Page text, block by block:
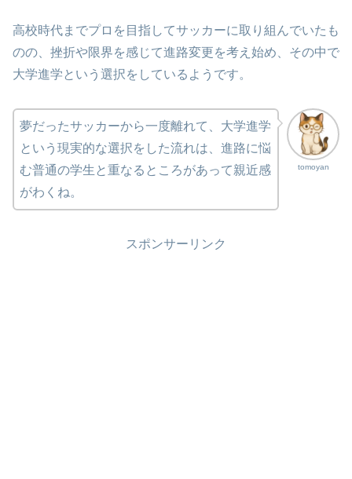
高校時代までプロを目指してサッカーに取り組んでいたも
のの、挫折や限界を感じて進路変更を考え始め、その中で
大学進学という選択をしているようです。
tomoyan
夢だったサッカーから一度離れて、大学進学
という現実的な選択をした流れは、進路に悩
む普通の学生と重なるところがあって親近感
がわくね。
スポンサーリンク